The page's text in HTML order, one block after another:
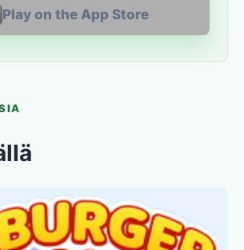
Play on the App Store